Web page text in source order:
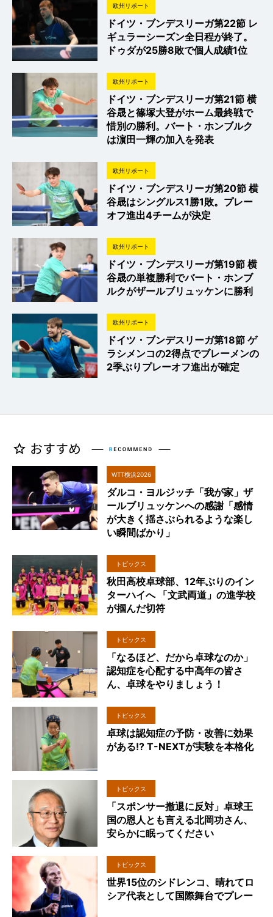
欧州リポート
ドイツ・ブンデスリーガ第22節 レ
ギュラーシーズン全日程が終了。
ドゥダが25勝8敗で個人成績1位
欧州リポート
ドイツ・ブンデスリーガ第21節 横
谷晟と篠塚大登がホーム最終戦で
惜別の勝利。バート・ホンブルク
は濵田一輝の加入を発表
欧州リポート
ドイツ・ブンデスリーガ第20節 横
谷晟はシングルス1勝1敗。プレー
オフ進出4チームが決定
欧州リポート
ドイツ・ブンデスリーガ第19節 横
谷晟の単複勝利でバート・ホンブ
ルクがザールブリュッケンに勝利
欧州リポート
ドイツ・ブンデスリーガ第18節 ゲ
ラシメンコの2得点でブレーメンの
2季ぶりプレーオフ進出が確定
WTT横浜2026
ダルコ・ヨルジッチ「我が家」ザ
ールブリュッケンへの感謝「感情
が大きく揺さぶられるような楽し
い瞬間ばかり」
トピックス
秋田高校卓球部、12年ぶりのイン
ターハイへ 「文武両道」の進学校
が掴んだ切符
トピックス
「なるほど、だから卓球なのか」
認知症を心配する中高年の皆さ
ん、卓球をやりましょう！
トピックス
卓球は認知症の予防・改善に効果
がある!? T-NEXTが実験を本格化
トピックス
「スポンサー撤退に反対」卓球王
国の恩人とも言える北岡功さん、
安らかに眠ってください
トピックス
世界15位のシドレンコ、晴れてロ
シア代表として国際舞台でプレー